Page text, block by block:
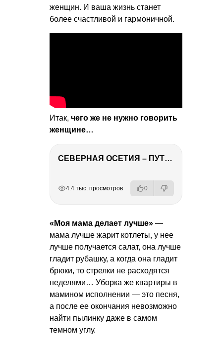
женщин. И ваша жизнь станет
более счастливой и гармоничной.
Итак, чего же не нужно говорить
женщине…
СЕВЕРНАЯ ОСЕТИЯ – ПУТЕШЕСТВИЕ НА КАВКАЗ часть 4
4.4 тыс. просмотров 0
«Моя мама делает лучше» —
мама лучше жарит котлеты, у нее
лучше получается салат, она лучше
гладит рубашку, а когда она гладит
брюки, то стрелки не расходятся
неделями… Уборка же квартиры в
мамином исполнении — это песня,
а после ее окончания невозможно
найти пылинку даже в самом
темном углу.